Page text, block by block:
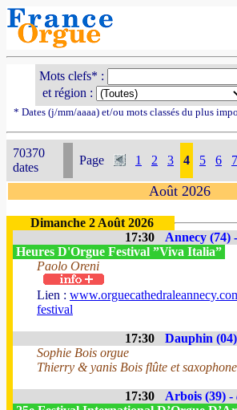
Mots clefs* :
et région :
* Dates (j/mm/aaaa) et/ou mots classés du plus
70370
dates
Page 1 2 3 4 5 6 7
Août 2026
Dimanche 2 Août 2026
17:30
Annecy (74) -
Heures D'Orgue Festival ”Viva Italia”
Paolo Oreni
Lien :
festival
17:30 Dauphin (04)
Sophie Bois orgue
Thierry & yanis Bois flûte et saxophone
17:30 Arbois (39) -